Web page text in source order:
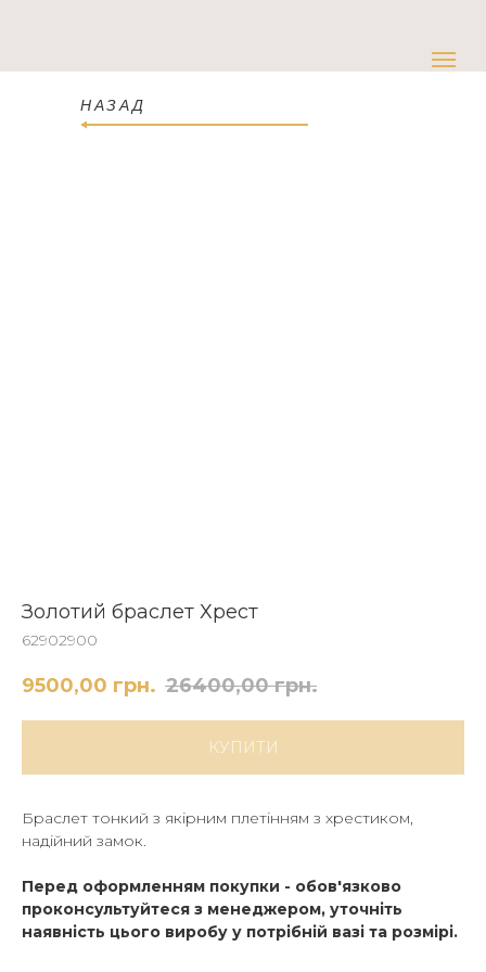
НАЗАД
Золотий браслет Хрест
62902900
9500,00 грн. 26400,00 грн.
КУПИТИ
Браслет тонкий з якірним плетінням з хрестиком,
надійний замок.
Перед оформленням покупки - обов'язково
проконсультуйтеся з менеджером, уточніть
наявність цього виробу у потрібній вазі та розмірі.